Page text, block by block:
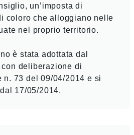
un’imposta di
coloro che alloggiano nelle
nel proprio territorio.
è stata adottata dal
deliberazione di
73 del 09/04/2014 e si
17/05/2014.